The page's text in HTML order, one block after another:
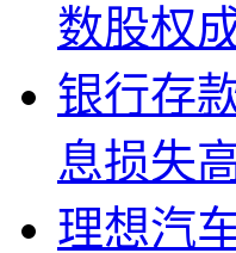
数股权
银行存
息损失
理想汽